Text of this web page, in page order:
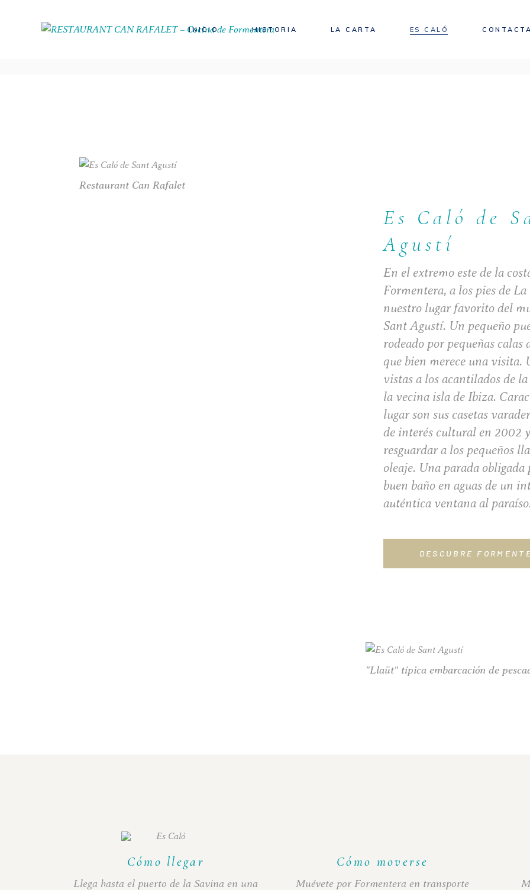
INICIO HISTORIA LA CARTA ES CALÓ CONTACTA
Restaurant Can Rafalet
Es Caló de
Agustí
En el extremo este de la
Formentera, a los pies de
nuestro lugar favorito del
Sant Agustí. Un pequeño
rodeado por pequeñas
que bien merece una visita.
vistas a los acantilados de
la vecina isla de Ibiza.
lugar son sus casetas
de interés cultural en 2002
resguardar a los pequeños
oleaje. Una parada
buen baño en aguas de un
auténtica ventana al
DESCUBRE
"Llaüt" típica embarcación de
Cómo llegar
Llega hasta el puerto de la Savina en una
Cómo moverse
Muévete por Formentera en transporte